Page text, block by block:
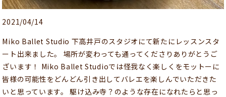
2021/04/14
Miko Ballet Studio 下高井戸のスタジオにて新たにレッスンスタ
ート出来ました。 場所が変わっても通ってくださりありがとうご
ざいます！ Miko Ballet Studioでは怪我なく楽しくをモットーに
皆様の可能性をどんどん引き出してバレエを楽しんでいただきた
いと思っています。 駆け込み寺？のような存在になれたらと思っ